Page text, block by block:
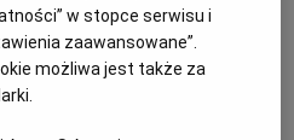
w stopce serwisu i
zaawansowane”.
możliwa jest także za